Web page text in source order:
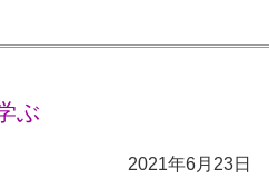
ぶ
2021年6月23日